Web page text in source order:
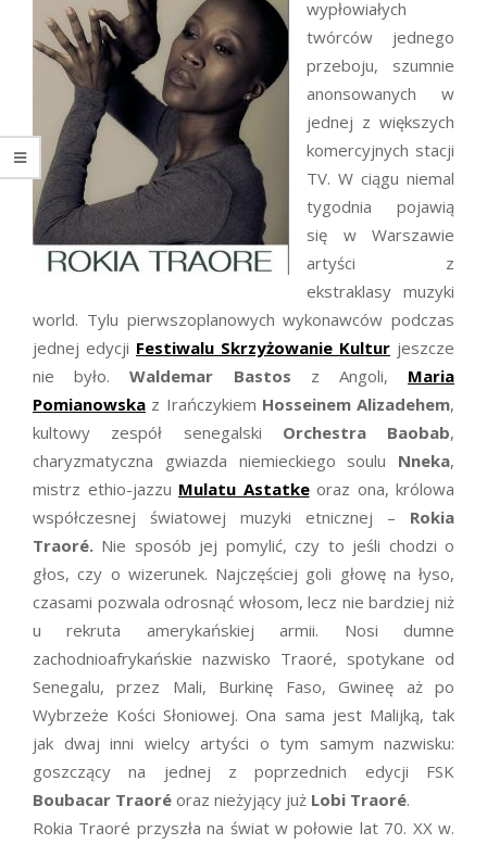
wypłowiałych
twórców jednego
przeboju, szumnie
anonsowanych w
jednej z większych
komercyjnych stacji
TV. W ciągu niemal
tygodnia pojawią
się w Warszawie
artyści z
ekstraklasy muzyki
world. Tylu pierwszoplanowych wykonawców podczas
jednej edycji Festiwalu Skrzyżowanie Kultur jeszcze
nie było.Waldemar Bastos z Angoli, Maria
Pomianowska z Irańczykiem Hosseinem Alizadehem,
kultowy zespół senegalski Orchestra Baobab,
charyzmatyczna gwiazda niemieckiego soulu Nneka,
mistrz ethio-jazzu Mulatu Astatkeoraz ona, królowa
współczesnej światowej muzyki etnicznej – Rokia
Traoré. Nie sposób jej pomylić, czy to jeśli chodzi o
głos, czy o wizerunek. Najczęściej goli głowę na łyso,
czasami pozwala odrosnąć włosom, lecz nie bardziej niż
u rekruta amerykańskiej armii. Nosi dumne
zachodnioafrykańskie nazwisko Traoré, spotykane od
Senegalu, przez Mali, Burkinę Faso, Gwineę aż po
Wybrzeże Kości Słoniowej. Ona sama jest Malijką, tak
jak dwaj inni wielcy artyści o tym samym nazwisku:
goszczący na jednej z poprzednich edycji FSK
Boubacar Traoré oraz nieżyjący już Lobi Traoré.
Rokia Traoré przyszła na świat w połowie lat 70. XX w.